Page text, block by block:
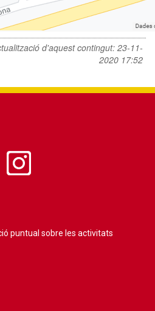
d'aquest contingut: 23-11-
2020 17:52
puntual sobre les activitats